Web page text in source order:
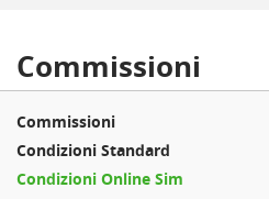
Commissioni